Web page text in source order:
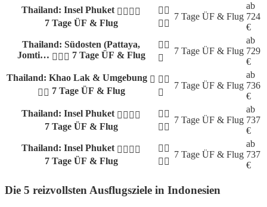
Thailand: Insel Phuket
7 Tage ÜF & Flug
7 Tage ÜF & Flug
ab
724
€
Thailand: Südosten (Pattaya,
Jomti…
7 Tage ÜF & Flug 7 Tage ÜF & Flug
ab
729
€
Thailand: Khao Lak & Umgebung
7 Tage ÜF & Flug
7 Tage ÜF & Flug
ab
736
€
Thailand: Insel Phuket
7 Tage ÜF & Flug
7 Tage ÜF & Flug
ab
737
€
Thailand: Insel Phuket
7 Tage ÜF & Flug
7 Tage ÜF & Flug
ab
737
€
Die 5 reizvollsten Ausflugsziele in Indonesien